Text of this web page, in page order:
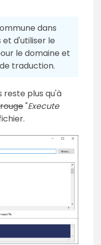
dans
d'utiliser le
le domaine et
traduction.
reste plus qu'à
rouge"Execute